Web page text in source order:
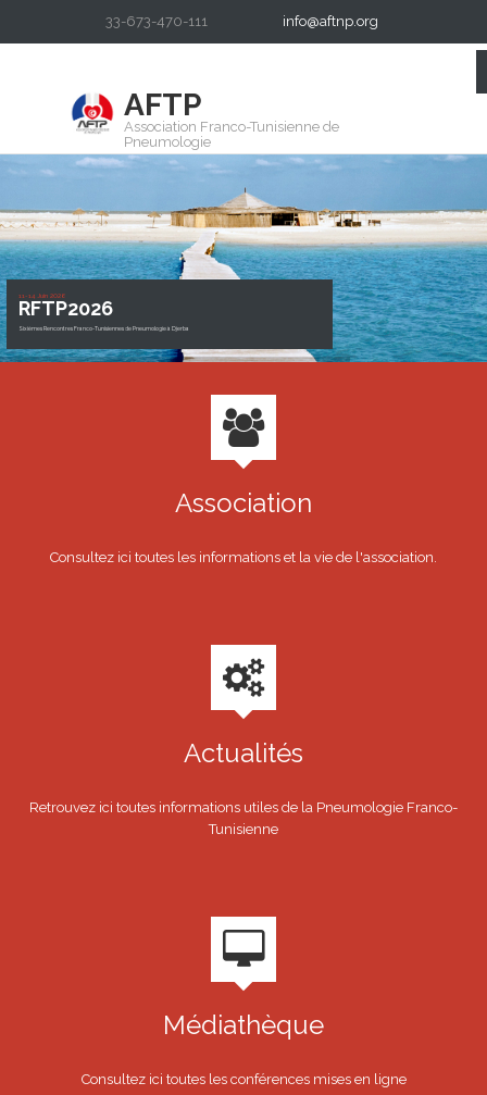
33-673-470-111 info@aftnp.org
AFTP
Association Franco-Tunisienne de
Pneumologie
11-14 Juin 2026
RFTP2026
Sixièmes Rencontres Franco-Tunisiennes de Pneumologie à Djerba
Association
Consultez ici toutes les informations et la vie de l'association.
Actualités
Retrouvez ici toutes informations utiles de la Pneumologie Franco-
Tunisienne
Médiathèque
Consultez ici toutes les conférences mises en ligne